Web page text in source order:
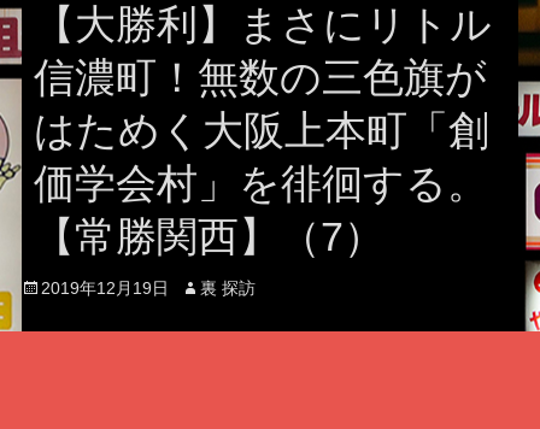
【大勝利】まさにリトル
信濃町！無数の三色旗が
はためく大阪上本町「創
価学会村」を徘徊する。
【常勝関西】（7）
Posted
2019年12月19日 Author
裏 探訪